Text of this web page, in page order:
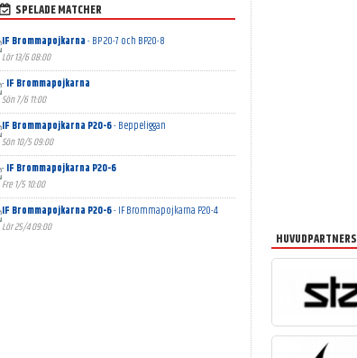
SPELADE MATCHER
IF Brommapojkarna- BP 20-7 och BP20-8
Lör 13/6 08:00
-IF Brommapojkarna
Sön 7/6 11:00
IF Brommapojkarna P20-6- Beppeliggan
Sön 10/5 09:00
-IF Brommapojkarna P20-6
Fre 1/5 10:00
IF Brommapojkarna P20-6- IF Brommapojkarna P20-4
Lör 25/4 09:00
HUVUDPARTNERS